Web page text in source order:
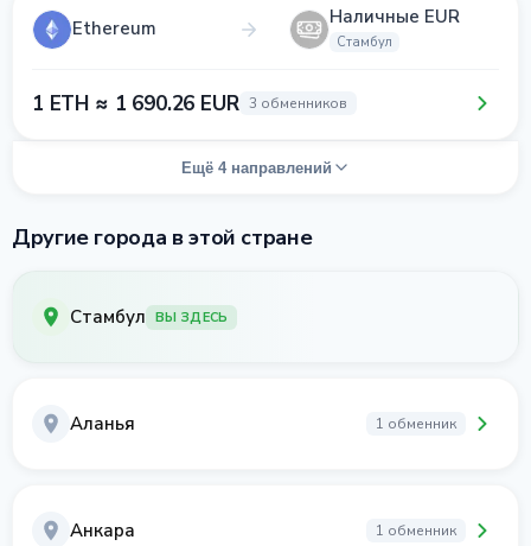
Ethereum Наличные EUR
Стамбул
1 ETH ≈ 1 690.26 EUR 3 обменников
Ещё 4 направлений
Другие города в этой стране
Стамбул ВЫ ЗДЕСЬ
Аланья 1 обменник
Анкара 1 обменник